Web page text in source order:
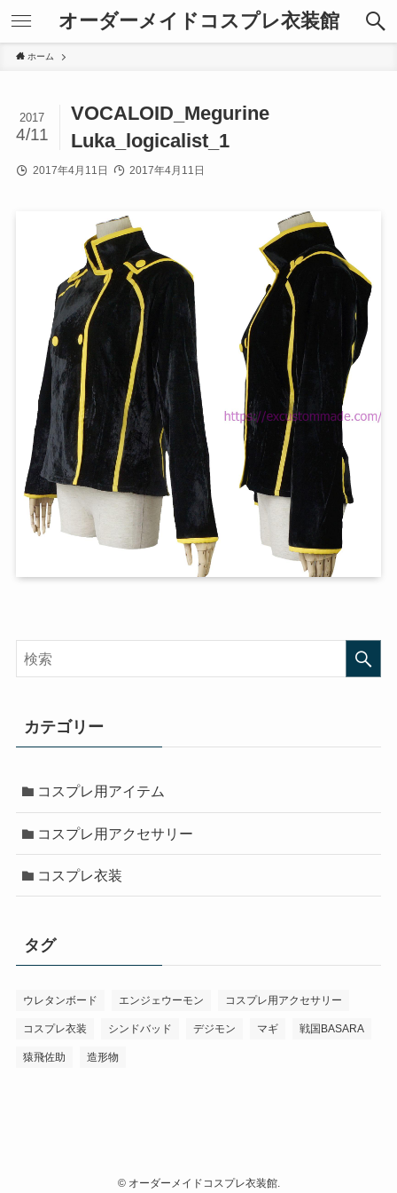
オーダーメイドコスプレ衣装館
ホーム
VOCALOID_Megurine
Luka_logicalist_1
2017
4/11
2017年4月11日 2017年4月11日
カテゴリー
コスプレ用アイテム
コスプレ用アクセサリー
コスプレ衣装
タグ
ウレタンボード エンジェウーモン コスプレ用アクセサリー
コスプレ衣装 シンドバッド デジモン マギ 戦国BASARA
猿飛佐助 造形物
©オーダーメイドコスプレ衣装館.